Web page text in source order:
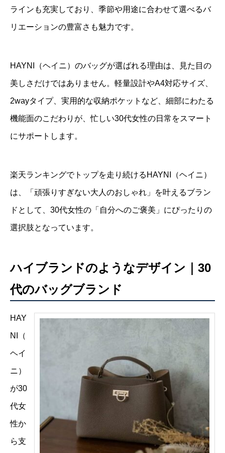
ラインも充実しており、季節や用途に合わせて選べるバ
リエーションの豊富さも魅力です。
HAYNI（ヘイニ）のバッグが選ばれる理由は、見た目の
美しさだけではありません。軽量設計やA4対応サイズ、
2wayタイプ、実用的な収納ポケットなど、細部にわたる
機能面のこだわりが、忙しい30代女性の日常をスマート
にサポートします。
楽天ランキングでトップを走り続けるHAYNI（ヘイニ）
は、「頑張りすぎない大人のおしゃれ」を叶えるブラン
ドとして、30代女性の「自分へのご褒美」にぴったりの
選択肢となっています。
ハイブランドのようなデザイン｜30
代のバッグブランド
HAY
NI（
ヘイ
ニ）
が30
代女
性か
ら支